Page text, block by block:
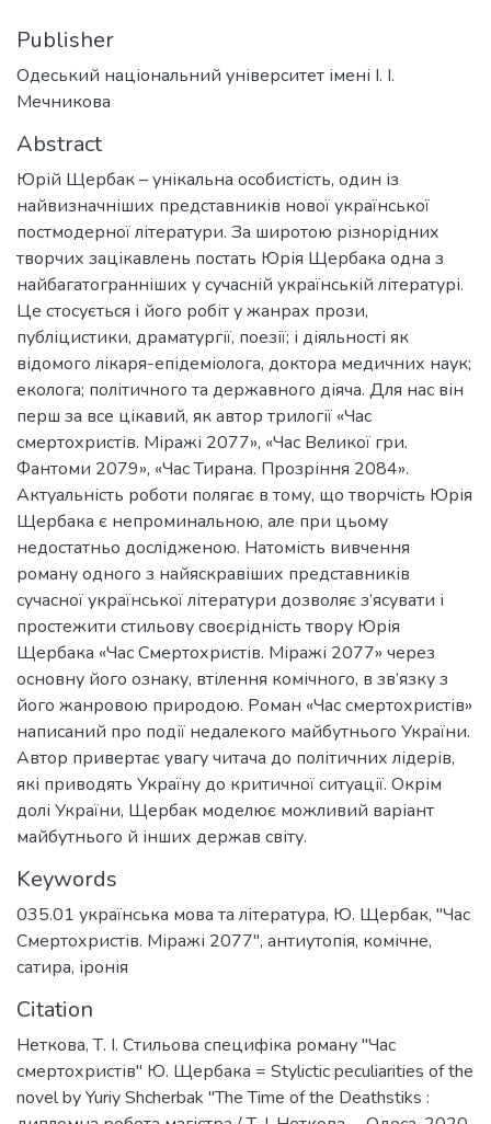
Publisher
Одеський національний університет імені І. І.
Мечникова
Abstract
Юрій Щербак – унікальна особистість, один із
найвизначніших представників нової української
постмодерної літератури. За широтою різнорідних
творчих зацікавлень постать Юрія Щербака одна з
найбагатогранніших у сучасній українській літературі.
Це стосується і його робіт у жанрах прози,
публіцистики, драматургії, поезії; і діяльності як
відомого лікаря-епідеміолога, доктора медичних наук;
еколога; політичного та державного діяча. Для нас він
перш за все цікавий, як автор трилогії «Час
смертохристів. Міражі 2077», «Час Великої гри.
Фантоми 2079», «Час Тирана. Прозріння 2084».
Актуальність роботи полягає в тому, що творчість Юрія
Щербака є непроминальною, але при цьому
недостатньо дослідженою. Натомість вивчення
роману одного з найяскравіших представників
сучасної української літератури дозволяє з’ясувати і
простежити стильову своєрідність твору Юрія
Щербака «Час Смертохристів. Міражі 2077» через
основну його ознаку, втілення комічного, в зв’язку з
його жанровою природою. Роман «Час смертохристів»
написаний про події недалекого майбутнього України.
Автор привертає увагу читача до політичних лідерів,
які приводять Україну до критичної ситуації. Окрім
долі України, Щербак моделює можливий варіант
майбутнього й інших держав світу.
Keywords
035.01 українська мова та література, Ю. Щербак, "Час
Смертохристів. Міражі 2077", антиутопія, комічне,
сатира, іронія
Citation
Неткова, Т. І. Стильова специфіка роману "Час
смертохристів" Ю. Щербака = Stylictic peculiarities of the
novel by Yuriy Shcherbak "The Time of the Deathstiks :